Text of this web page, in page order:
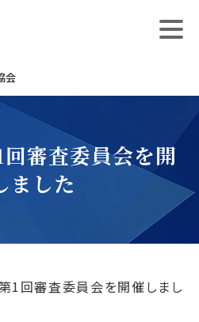
会
審査委員会を開
ました
1回審査委員会を開催しまし